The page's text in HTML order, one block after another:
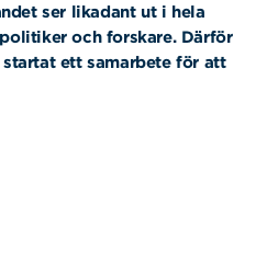
ser likadant ut i hela
och forskare. Därför
ett samarbete för att